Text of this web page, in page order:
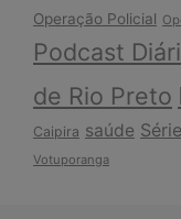
Operação Policial
Podcast
de Rio Preto
Caipira saúde
Votuporanga